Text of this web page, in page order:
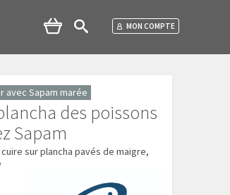
MON COMPTE
avec Sapam marée
des poissons
Sapam
sur plancha pavés de maigre,